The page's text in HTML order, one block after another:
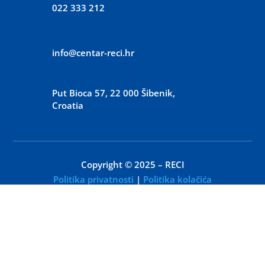
022 333 212
info@centar-reci.hr
Put Bioca 57, 22 000 Šibenik,
Croatia
Copyright © 2025 – RECI
Politika privatnosti | Politika kolačića